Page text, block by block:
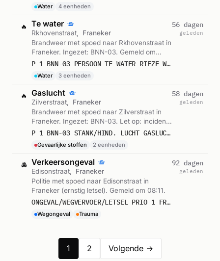
Water 4 eenheden
🔥 Te water
Rkhovenstraat,
Franeker
Brandweer met spoed naar Rkhovenstraat in
Franeker. Ingezet: BNN-03. Gemeld om
10:16.
P 1 BNN-03 PERSOON TE WATER RIFZE W%RKHOVENSTRAAT FRANEKER 024831 026110 024611
Water 3 eenheden
56 dagen
geleden
🔥 Gaslucht
Zilverstraat,
Franeker
Brandweer met spoed naar Zilverstraat in
Franeker. Ingezet: BNN-03. Let op: incident
met gevaarlijke stoffen. Gemeld om 15:31. P 1 BNN-03 STANK/HIND. LUCHT GASLUCHT BINNEN ZILVERSTRAAT FRANEKER 024831 027393
Gevaarlijke stoffen 2 eenheden
58 dagen
geleden
🚔 Verkeersongeval
Edisonstraat,
Franeker
Politie met spoed naar Edisonstraat in
Franeker (ernstig letsel). Gemeld om 08:11.
ONGEVAL/WEGVERVOER/LETSEL PRIO 1 FRANEKER EDISONSTRAAT
Wegongeval Trauma
92 dagen
geleden
1 2 Volgende →